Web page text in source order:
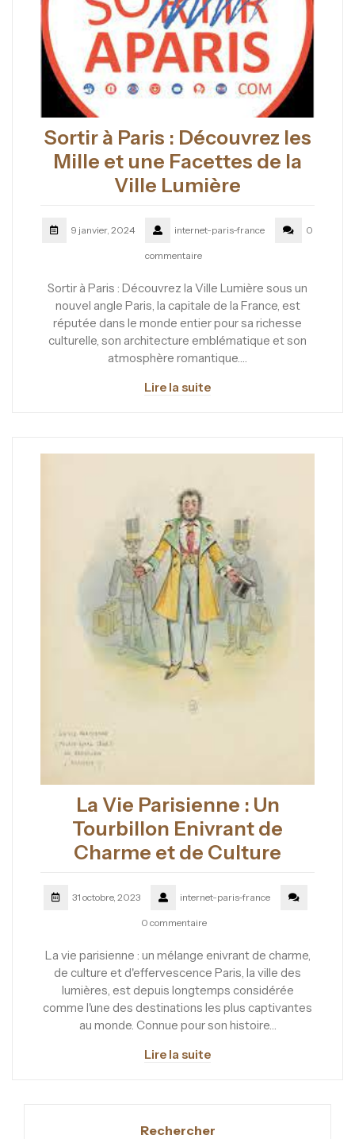
Sortir à Paris : Découvrez les
Mille et une Facettes de la
Ville Lumière
9 janvier, 2024 internet-paris-france 0
commentaire
Sortir à Paris : Découvrez la Ville Lumière sous un
nouvel angle Paris, la capitale de la France, est
réputée dans le monde entier pour sa richesse
culturelle, son architecture emblématique et son
atmosphère romantique.…
Lire la suite
La Vie Parisienne : Un
Tourbillon Enivrant de
Charme et de Culture
31 octobre, 2023 internet-paris-france
0 commentaire
La vie parisienne : un mélange enivrant de charme,
de culture et d'effervescence Paris, la ville des
lumières, est depuis longtemps considérée
comme l'une des destinations les plus captivantes
au monde. Connue pour son histoire…
Lire la suite
Rechercher